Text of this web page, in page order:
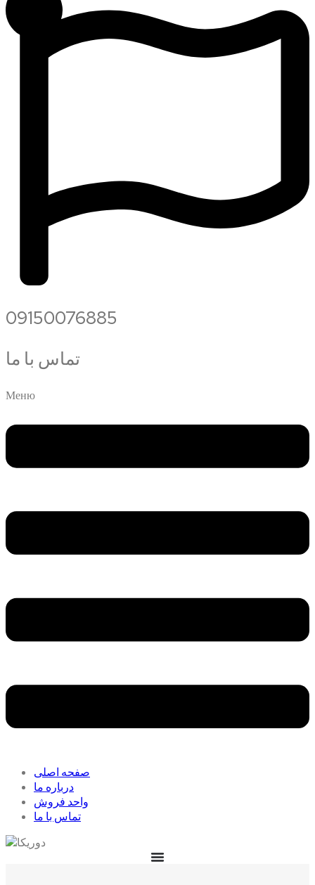
09150076885
تماس با ما
Меню
صفحه اصلی
درباره ما
واحد فروش
تماس با ما